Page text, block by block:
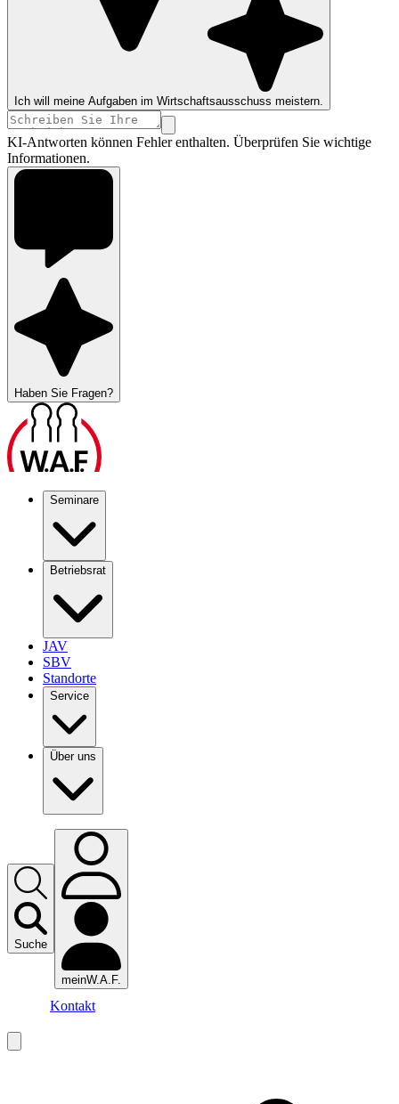
Ich will meine Aufgaben im Wirtschaftsausschuss meistern.
KI-Antworten können Fehler enthalten. Überprüfen Sie wichtige
Informationen.
Haben Sie Fragen?
Seminare
Betriebsrat
JAV
SBV
Standorte
Service
Über uns
Suche
meinW.A.F.
Kontakt